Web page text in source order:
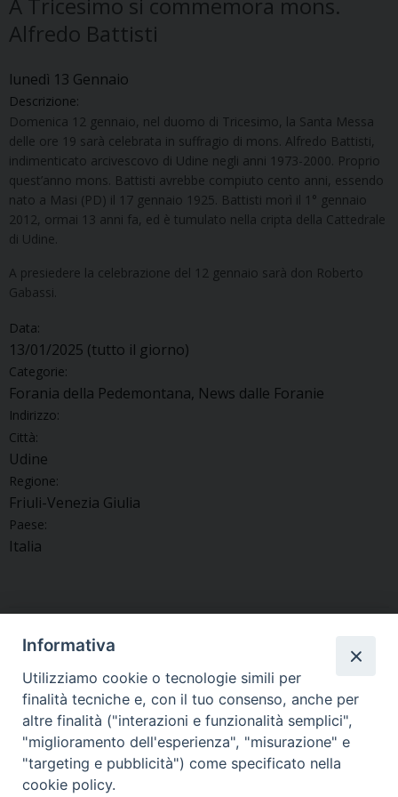
Alfredo Battisti
lunedì 13 Gennaio
Descrizione:
Domenica 12 gennaio, nel duomo di Tricesimo, la Santa Messa
delle ore 19 sarà celebrata in suffragio di mons. Alfredo Battisti,
indimenticato arcivescovo di Udine negli anni 1973-2000. Proprio
quest’anno mons. Battisti avrebbe compiuto cento anni, essendo
nato a Masi (PD) il 17 gennaio 1925. Battisti morì il 1° gennaio
2012, ormai 13 anni fa, ed è tumulato nella cripta della Cattedrale
di Udine.
A presiedere la celebrazione del 12 gennaio sarà don Roberto
Gabassi.
Data:
13/01/2025 (tutto il giorno)
Categorie:
Forania della Pedemontana, News dalle Foranie
Indirizzo:
Città:
Udine
Regione:
Friuli-Venezia Giulia
Paese:
Italia
Alla libreria “Paoline” di
Udine suor Linda Pocher
presenta i suoi libri sul
ruolo femminile nella Chiesa
Da Udine a Gemona e
Castello di Porpetto: il Friuli
celebra il Beato Odorico da
Pordenone
Informativa
Utilizziamo cookie o tecnologie simili per
finalità tecniche e, con il tuo consenso, anche per
altre finalità ("interazioni e funzionalità semplici",
"miglioramento dell'esperienza", "misurazione" e
"targeting e pubblicità") come specificato nella
cookie policy.